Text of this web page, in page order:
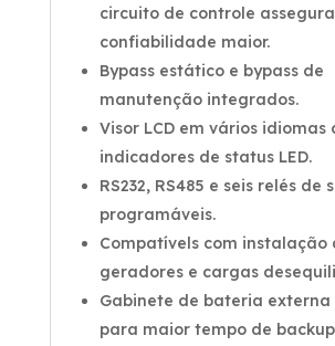
circuito de controle assegura
confiabilidade maior.
Bypass estático e bypass de
manutenção integrados.
Visor LCD em vários idiomas
indicadores de status LED.
RS232, RS485 e seis relés de
programáveis.
Compatívels com instalação
geradores e cargas
Gabinete de bateria externa
para maior tempo de